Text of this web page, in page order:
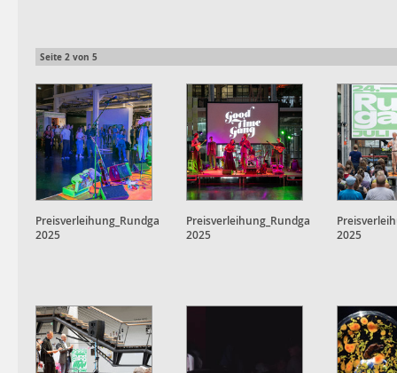
Seite 2 von 5
Preisverleihung_Rundgang
2025
Preisverleihung_Rundgang
2025
2025